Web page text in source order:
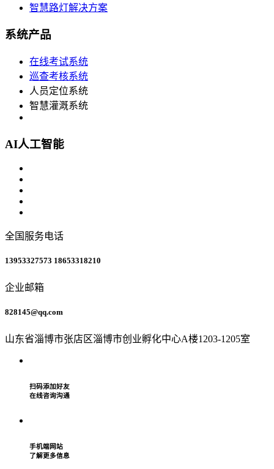
智慧路灯解决方案
系统产品
在线考试系统
巡查考核系统
人员定位系统
智慧灌溉系统
AI人工智能
全国服务电话
13953327573 18653318210
企业邮箱
828145@qq.com
山东省淄博市张店区淄博市创业孵化中心A楼1203-1205室
扫码添加好友
在线咨询沟通
手机端网站
了解更多信息